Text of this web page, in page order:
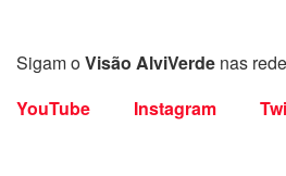
Sigam oVisão AlviVerde nas
YouTube
Instagram